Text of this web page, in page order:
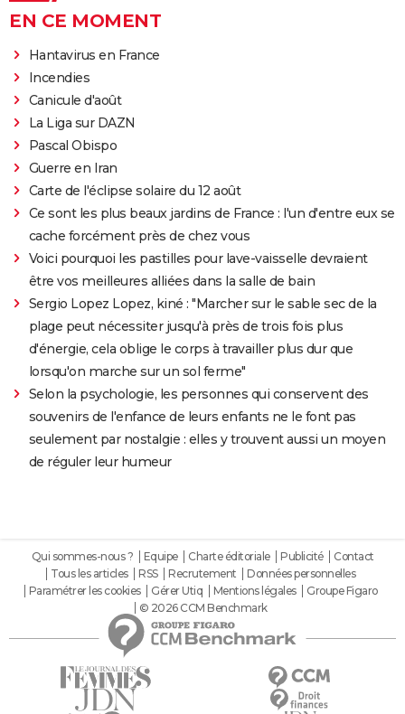
EN CE MOMENT
Hantavirus en France
Incendies
Canicule d'août
La Liga sur DAZN
Pascal Obispo
Guerre en Iran
Carte de l'éclipse solaire du 12 août
Ce sont les plus beaux jardins de France : l'un d'entre eux se
cache forcément près de chez vous
Voici pourquoi les pastilles pour lave-vaisselle devraient
être vos meilleures alliées dans la salle de bain
Sergio Lopez Lopez, kiné : "Marcher sur le sable sec de la
plage peut nécessiter jusqu'à près de trois fois plus
d'énergie, cela oblige le corps à travailler plus dur que
lorsqu'on marche sur un sol ferme"
Selon la psychologie, les personnes qui conservent des
souvenirs de l'enfance de leurs enfants ne le font pas
seulement par nostalgie : elles y trouvent aussi un moyen
de réguler leur humeur
Qui sommes-nous ? Equipe Charte éditoriale Publicité
Contact
Tous les articles
RSS Recrutement
Données personnelles
Paramétrer les cookies
Gérer Utiq Mentions légales
Groupe Figaro
© 2026 CCM Benchmark